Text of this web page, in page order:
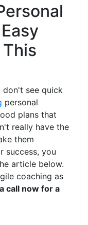
don't see quick
personal
plans that
really have the
them
success, you
article below.
coaching as
call now for a